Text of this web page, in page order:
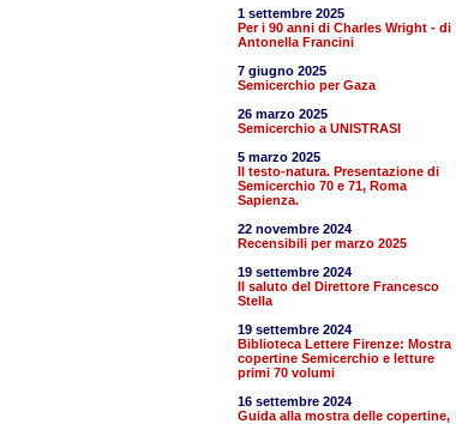
1 settembre 2025
Per i 90 anni di Charles Wright - di
Antonella Francini
7 giugno 2025
Semicerchio per Gaza
26 marzo 2025
Semicerchio a UNISTRASI
5 marzo 2025
Il testo-natura. Presentazione di
Semicerchio 70 e 71, Roma
Sapienza.
22 novembre 2024
Recensibili per marzo 2025
19 settembre 2024
Il saluto del Direttore Francesco
Stella
19 settembre 2024
Biblioteca Lettere Firenze: Mostra
copertine Semicerchio e letture
primi 70 volumi
16 settembre 2024
Guida alla mostra delle copertine,